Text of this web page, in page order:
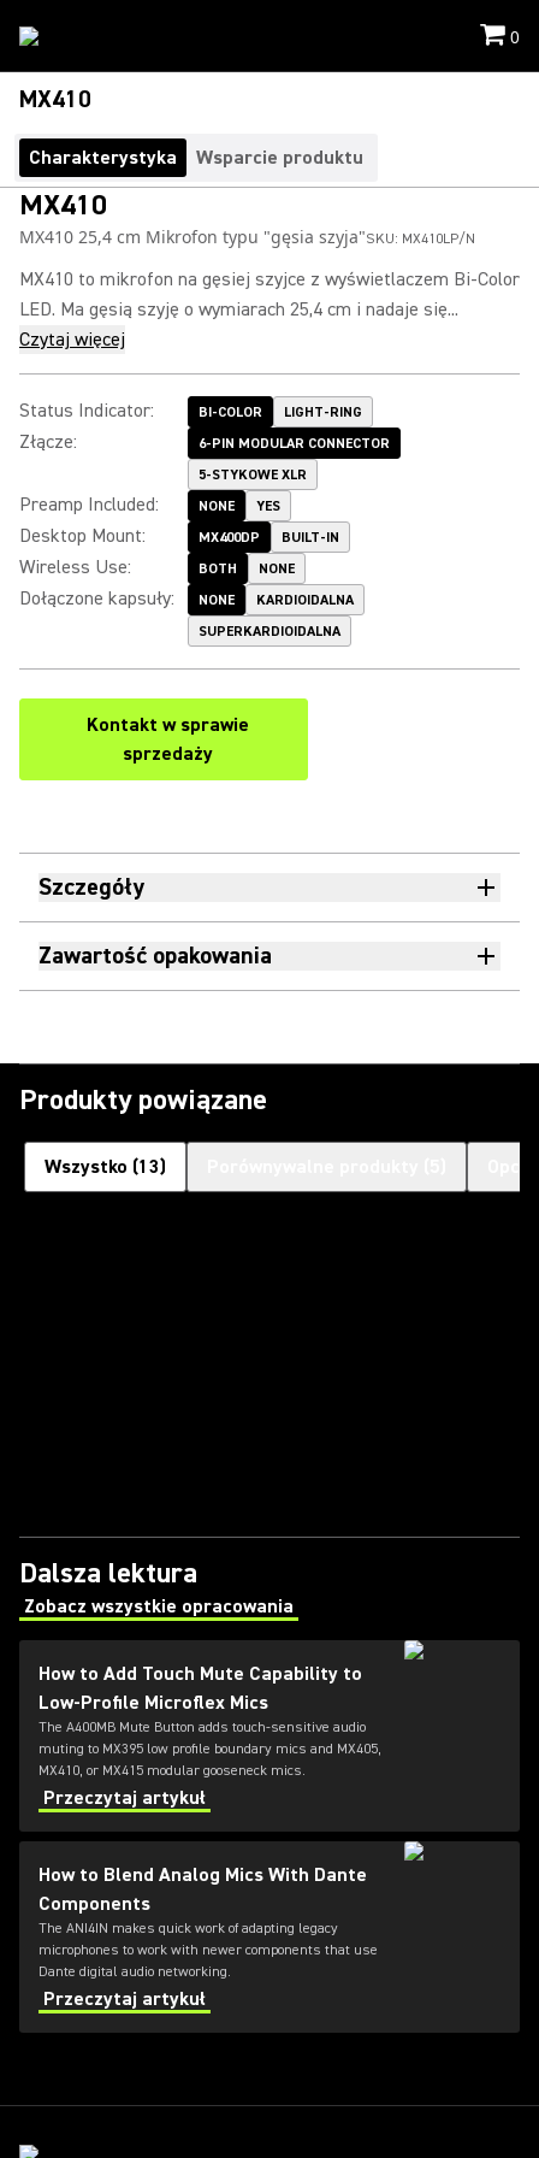
0
MX410
Charakterystyka Wsparcie produktu
MX410
MX410 25,4 cm Mikrofon typu "gęsia szyja"SKU: MX410LP/N
MX410 to mikrofon na gęsiej szyjce z wyświetlaczem Bi-Color
LED. Ma gęsią szyję o wymiarach 25,4 cm i nadaje się...
Czytaj więcej
Status Indicator: BI-COLOR LIGHT-RING
Złącze:
6-PIN MODULAR CONNECTOR
5-STYKOWE XLR
Preamp Included: NONE YES
Desktop Mount: MX400DP BUILT-IN
Wireless Use: BOTH NONE
Dołączone kapsuły: NONE
KARDIOIDALNA
SUPERKARDIOIDALNA
Kontakt w sprawie
sprzedaży
Szczegóły
Zawartość opakowania
Produkty powiązane
Wszystko (13)
Dalsza lektura
Zobacz wszystkie opracowania
(Opens in a new tab)
How to Add Touch Mute Capability to
Low-Profile Microflex Mics
The A400MB Mute Button adds touch-sensitive audio
muting to MX395 low profile boundary mics and MX405,
MX410, or MX415 modular gooseneck mics.
Przeczytaj artykuł
How to Blend Analog Mics With Dante
Components
The ANI4IN makes quick work of adapting legacy
microphones to work with newer components that use
Dante digital audio networking.
Przeczytaj artykuł